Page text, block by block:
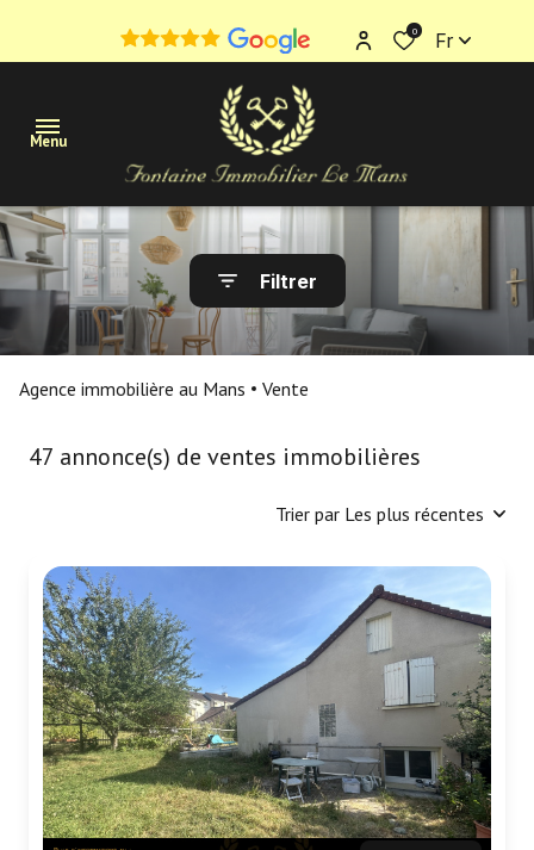
0 Fr
Menu
Maisons
Appartements
professionnel
contacter
Fontaine
Immobilier
Gironde
Alerte
e-
mail
Filtrer
Agence immobilière au Mans Vente
47 annonce(s) de ventes immobilières
Trier par Les plus récentes